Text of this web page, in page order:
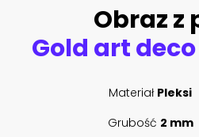
Obraz z
Materiał Pleksi
Grubość 2 mm